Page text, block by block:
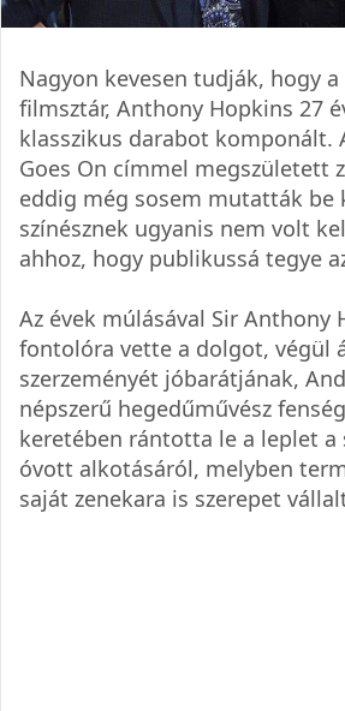
Nagyon kevesen tudják, hogy
filmsztár, Anthony Hopkins 27
klasszikus darabot komponált.
Goes On címmel megszületett
eddig még sosem mutatták be
színésznek ugyanis nem volt
ahhoz, hogy publikussá tegye
Az évek múlásával Sir Anthony
fontolóra vette a dolgot, végül
szerzeményét jóbarátjának,
népszerű hegedűművész
keretében rántotta le a leplet a
óvott alkotásáról, melyben
saját zenekara is szerepet